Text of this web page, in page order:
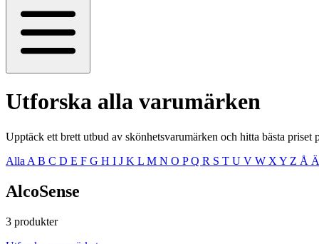
Utforska alla varumärken
Upptäck ett brett utbud av skönhetsvarumärken och hitta bästa priset
Alla A B C D E F G H I J K L M N O PQ R S T U V W X Y Z Å Ä
AlcoSense
3 produkter